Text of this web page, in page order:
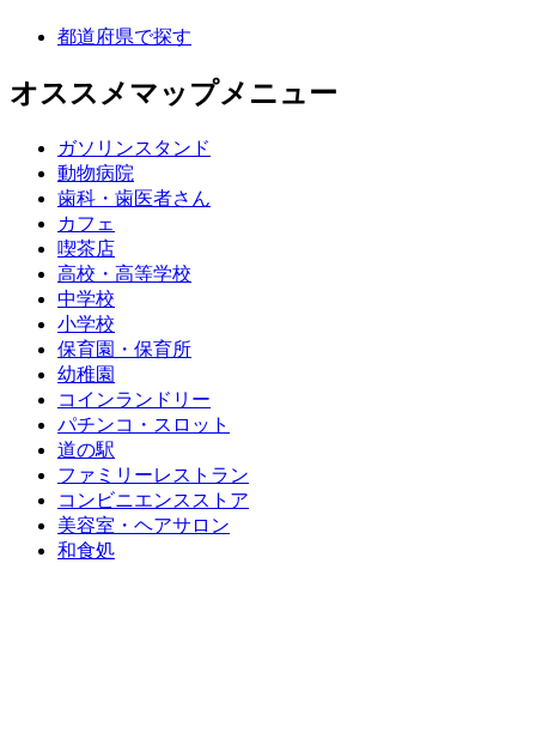
都道府県で探す
オススメマップメニュー
ガソリンスタンド
動物病院
歯科・歯医者さん
カフェ
喫茶店
高校・高等学校
中学校
小学校
保育園・保育所
幼稚園
コインランドリー
パチンコ・スロット
道の駅
ファミリーレストラン
コンビニエンスストア
美容室・ヘアサロン
和食処